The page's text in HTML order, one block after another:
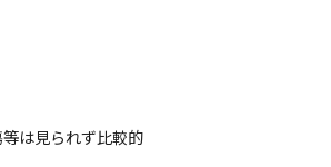
は見られず比較的